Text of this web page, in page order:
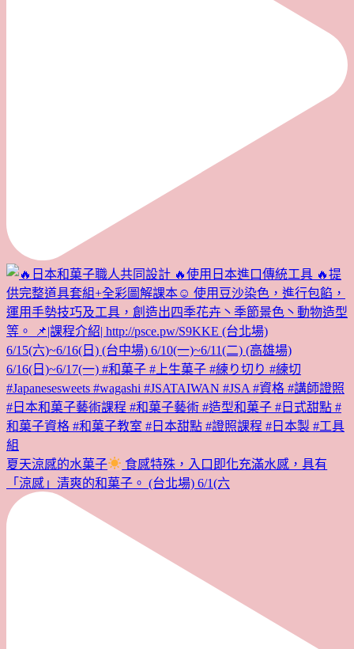
夏天涼感的水菓子
食感特殊，入口即化充滿水感，具有
「涼感」清爽的和菓子。 (台北場) 6/1(六